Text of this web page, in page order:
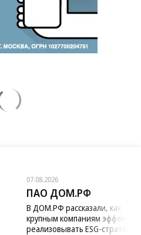
07.08.2026
ПАО ДОМ.РФ
В ДОМ.РФ рассказали, как
крупным компаниям
реализовывать ESG-стратегию